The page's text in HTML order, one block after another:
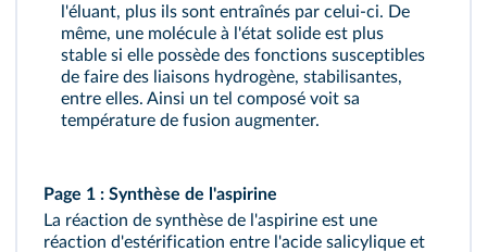
l'éluant, plus ils sont entraînés par celui-ci. De
même, une molécule à l'état solide est plus
stable si elle possède des fonctions susceptibles
de faire des liaisons hydrogène, stabilisantes,
entre elles. Ainsi un tel composé voit sa
température de fusion augmenter.
Page 1 : Synthèse de l'aspirine
La réaction de synthèse de l'aspirine est une
réaction d'estérification entre l'acide salicylique et